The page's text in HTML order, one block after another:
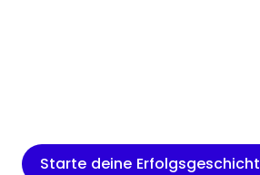
Starte deine